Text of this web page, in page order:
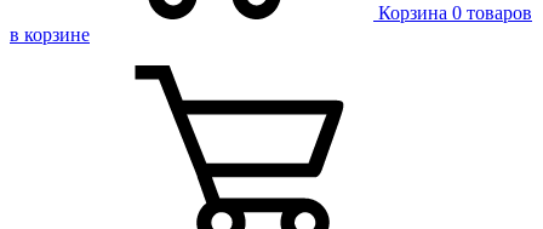
Корзина 0 товаров
в корзине